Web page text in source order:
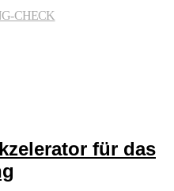
CHECK
für das